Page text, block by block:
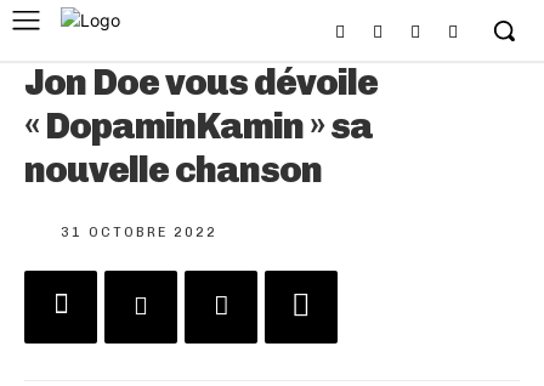
Jon Doe vous dévoile
« DopaminKamin » sa
nouvelle chanson
31 OCTOBRE 2022